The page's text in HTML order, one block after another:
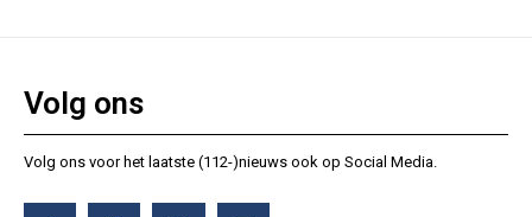
Volg ons
Volg ons voor het laatste (112-)nieuws ook op Social Media.